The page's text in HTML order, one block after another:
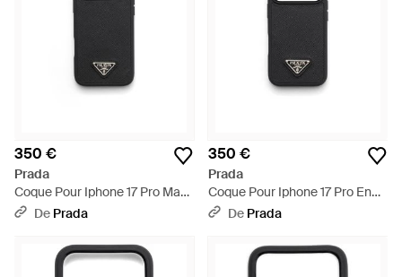
350 €
Prada
Coque Pour Iphone 17 Pro Max
En Cuir Saffiano, Homme - Noir
De Prada
350 €
Prada
Coque Pour Iphone 17 Pro En
Cuir Saffiano, Homme - Noir
De Prada